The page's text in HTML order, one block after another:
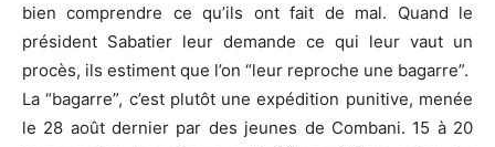
bien comprendre ce qu’ils ont fait de mal. Quand le
président Sabatier leur demande ce qui leur vaut un
procès, ils estiment que l’on “leur reproche une bagarre”.
La “bagarre”, c’est plutôt une expédition punitive, menée
le 28 août dernier par des jeunes de Combani. 15 à 20